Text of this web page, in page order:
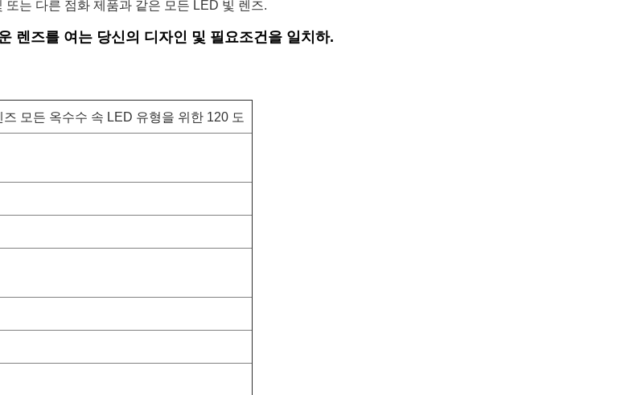
또는 다른 점화 제품과 같은 모든 LED 빛 렌즈.
렌즈를 여는 당신의 디자인 및 필요조건을 일치하.
모든 옥수수 속 LED 유형을 위한 120 도